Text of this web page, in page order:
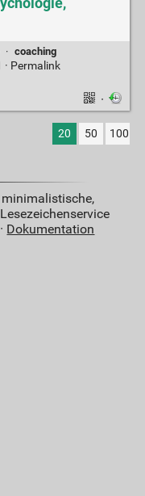
· coaching
Permalink
·
20 50 100
minimalistische,
Dokumentation